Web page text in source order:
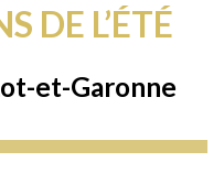
DE L’ÉTÉ
et-Garonne